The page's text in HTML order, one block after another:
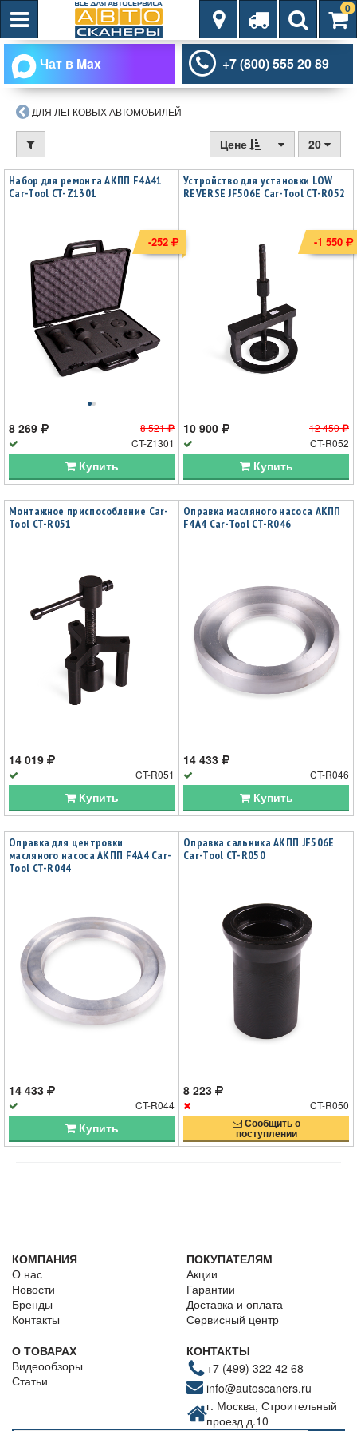
0
Чат в Max +7 (800) 555 20 89
ДЛЯ ЛЕГКОВЫХ АВТОМОБИЛЕЙ
Цене 20
Набор для ремонта АКПП F4A41
Car-Tool CT-Z1301
8 521
8 269
CT-Z1301
Купить
-252
Устройство для установки LOW
REVERSE JF506E Car-Tool CT-R052
12 450
10 900
CT-R052
Купить
-1 550
Монтажное приспособление Car-
Tool CT-R051
14 019
CT-R051
Купить
Оправка масляного насоса АКПП
F4A4 Car-Tool CT-R046
14 433
CT-R046
Купить
Оправка для центровки
масляного насоса АКПП F4A4 Car-
Tool CT-R044
14 433
CT-R044
Купить
Оправка сальника АКПП JF506E
Car-Tool CT-R050
8 223
CT-R050
Сообщить о
поступлении
КОМПАНИЯ
О нас
Новости
Бренды
Контакты
ПОКУПАТЕЛЯМ
Акции
Гарантии
Доставка и оплата
Сервисный центр
О ТОВАРАХ
Видеообзоры
Статьи
КОНТАКТЫ
+7 (499) 322 42 68
info@autoscaners.ru
г. Москва, Строительный
проезд д.10